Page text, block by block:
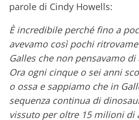
parole di Cindy Howells:
È incredibile perché fino a
avevamo così pochi
Galles che non pensavamo
Ora ogni cinque o sei anni
o ossa e sappiamo che in
sequenza continua di
vissuto per oltre 15 milioni di